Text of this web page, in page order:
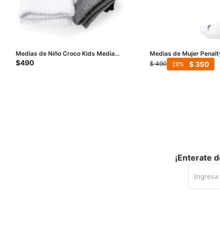
Medias de Niño Croco Kids Media
Stripes pack X3 - Blanco / Gris / Azul
$490
Medias de Mujer
Blanco
$ 490 $350
28
¡Enterate